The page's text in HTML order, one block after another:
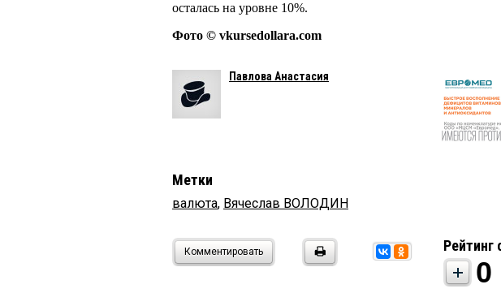
осталась на уровне 10%.
Фото © vkursedollara.com
Павлова Анастасия
Метки
валюта, Вячеслав ВОЛОДИН
Комментировать Рейтинг
0